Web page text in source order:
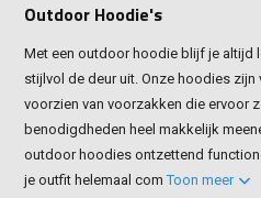
Outdoor Hoodie's
Met een outdoor hoodie blijf je altijd
stijlvol de deur uit. Onze hoodies
voorzien van voorzakken die ervoor
benodigdheden heel makkelijk
outdoor hoodies ontzettend
je outfit helemaal comToon meer